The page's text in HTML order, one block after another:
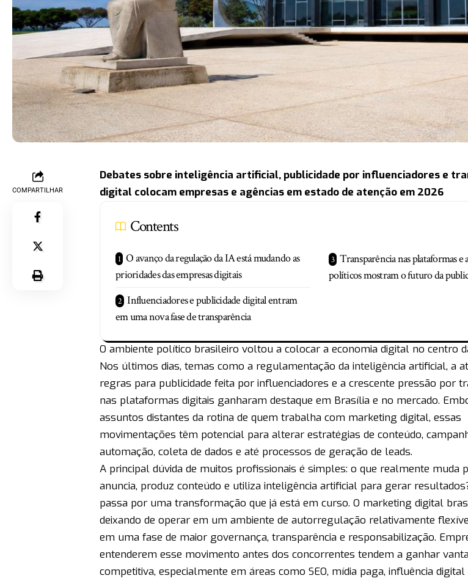
COMPARTILHAR
Debates sobre inteligência artificial, publicidade por influenciadores e
digital colocam empresas e agências em estado de atenção em 2026
Contents
O avanço da regulação da IA está mudando as
prioridades das empresas digitais
Influenciadores e publicidade digital entram
em uma nova fase de transparência
Transparência nas plataformas e
políticos mostram o futuro da
O ambiente político brasileiro voltou a colocar a economia digital no centro
Nos últimos dias, temas como a regulamentação da inteligência artificial, a
regras para publicidade feita por influenciadores e a crescente pressão por
nas plataformas digitais ganharam destaque em Brasília e no mercado.
assuntos distantes da rotina de quem trabalha com marketing digital, essas
movimentações têm potencial para alterar estratégias de conteúdo,
automação, coleta de dados e até processos de geração de leads.
A principal dúvida de muitos profissionais é simples: o que realmente muda
anuncia, produz conteúdo e utiliza inteligência artificial para gerar
passa por uma transformação que já está em curso. O marketing digital
deixando de operar em um ambiente de autorregulação relativamente
em uma fase de maior governança, transparência e responsabilização.
entenderem esse movimento antes dos concorrentes tendem a ganhar
competitiva, especialmente em áreas como SEO, mídia paga, influência